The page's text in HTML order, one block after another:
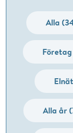
Alla
Företag
Alla år